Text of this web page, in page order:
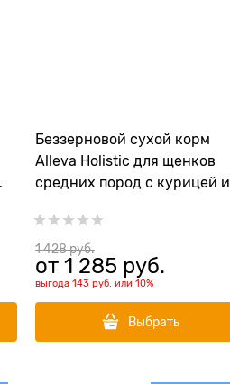
Беззерновой сухой корм
Alleva Holistic для щенков
средних пород с курицей и
& Duck Meduim)
1 428 руб.
от 1 285 руб.
выгода 143 руб. или 10%
Выбрать